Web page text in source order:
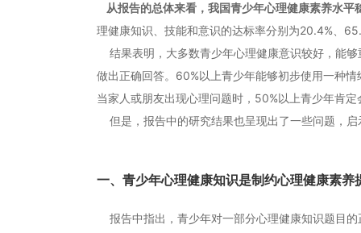
从报告的总体来看，我国青少年心理健康素养水平
理健康知识、技能和意识的达标率分别为20.4%、
结果表明，大多数青少年心理健康意识较好，能
做出正确回答。60%以上青少年能够初步使用一种
当家人或朋友出现心理问题时，50%以上青少年肯
但是，报告中的研究结果也呈现出了一些问题，
一、青少年心理健康知识是制约心理健康素养
报告中指出，青少年对一部分心理健康知识题目的